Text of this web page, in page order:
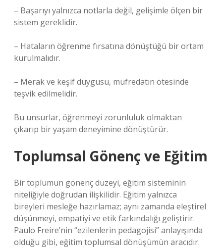
– Başarıyı yalnızca notlarla değil, gelişimle ölçen bir
sistem gereklidir.
– Hataların öğrenme fırsatına dönüştüğü bir ortam
kurulmalıdır.
– Merak ve keşif duygusu, müfredatın ötesinde
teşvik edilmelidir.
Bu unsurlar, öğrenmeyi zorunluluk olmaktan
çıkarıp bir yaşam deneyimine dönüştürür.
Toplumsal Gönenç ve Eğitim
Bir toplumun gönenç düzeyi, eğitim sisteminin
niteliğiyle doğrudan ilişkilidir. Eğitim yalnızca
bireyleri mesleğe hazırlamaz; aynı zamanda eleştirel
düşünmeyi, empatiyi ve etik farkındalığı geliştirir.
Paulo Freire’nin “ezilenlerin pedagojisi” anlayışında
olduğu gibi, eğitim toplumsal dönüşümün aracıdır.